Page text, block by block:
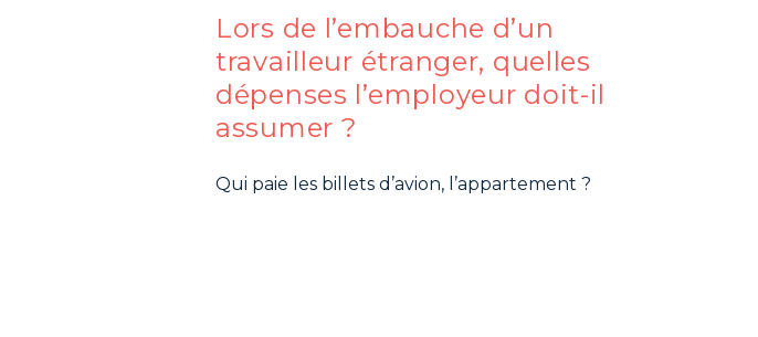
Lors de l’embauche d’un
travailleur étranger, quelles
dépenses l’employeur doit-il
assumer ?
Qui paie les billets d’avion, l’appartement ?